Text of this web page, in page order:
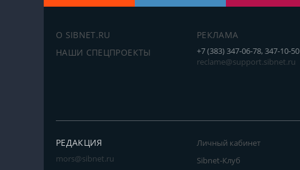
О SIBNET.RU
НАШИ СПЕЦПРОЕКТЫ
РЕКЛАМА
+7 (383) 347-06-78, 347-10-50
reclame@support.sibnet.ru
РЕДАКЦИЯ
mors@sibnet.ru
Личный кабинет
Sibnet-Клуб